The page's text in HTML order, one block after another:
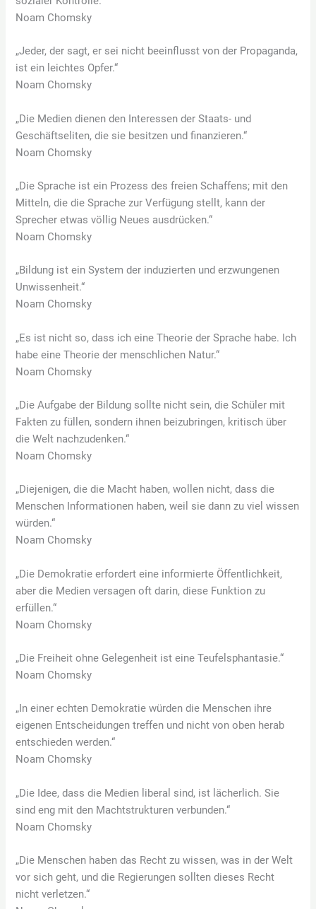
Noam Chomsky
„Jeder, der sagt, er sei nicht beeinflusst von der Propaganda,
ist ein leichtes Opfer.“
Noam Chomsky
„Die Medien dienen den Interessen der Staats- und
Geschäftseliten, die sie besitzen und finanzieren.“
Noam Chomsky
„Die Sprache ist ein Prozess des freien Schaffens; mit den
Mitteln, die die Sprache zur Verfügung stellt, kann der
Sprecher etwas völlig Neues ausdrücken.“
Noam Chomsky
„Bildung ist ein System der induzierten und erzwungenen
Unwissenheit.“
Noam Chomsky
„Es ist nicht so, dass ich eine Theorie der Sprache habe. Ich
habe eine Theorie der menschlichen Natur.“
Noam Chomsky
„Die Aufgabe der Bildung sollte nicht sein, die Schüler mit
Fakten zu füllen, sondern ihnen beizubringen, kritisch über
die Welt nachzudenken.“
Noam Chomsky
„Diejenigen, die die Macht haben, wollen nicht, dass die
Menschen Informationen haben, weil sie dann zu viel wissen
würden.“
Noam Chomsky
„Die Demokratie erfordert eine informierte Öffentlichkeit,
aber die Medien versagen oft darin, diese Funktion zu
erfüllen.“
Noam Chomsky
„Die Freiheit ohne Gelegenheit ist eine Teufelsphantasie.“
Noam Chomsky
„In einer echten Demokratie würden die Menschen ihre
eigenen Entscheidungen treffen und nicht von oben herab
entschieden werden.“
Noam Chomsky
„Die Idee, dass die Medien liberal sind, ist lächerlich. Sie
sind eng mit den Machtstrukturen verbunden.“
Noam Chomsky
„Die Menschen haben das Recht zu wissen, was in der Welt
vor sich geht, und die Regierungen sollten dieses Recht
nicht verletzen.“